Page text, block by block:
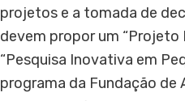
projetos e a tomada de
devem propor um
“Pesquisa Inovativa em
programa da Fundação de